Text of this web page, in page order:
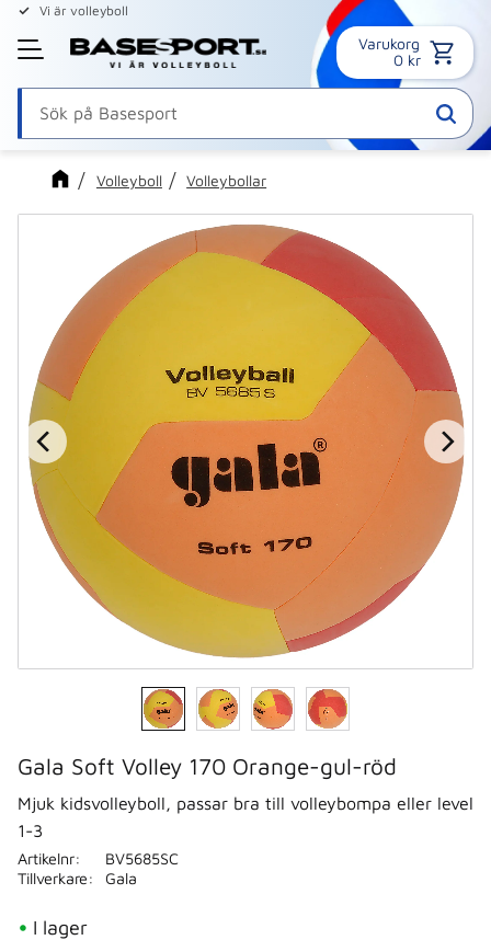
Meny
Vi är volleyboll
Varukorg
0 kr
Volleyboll Volleybollar
Gala Soft Volley 170 Orange-gul-röd
Mjuk kidsvolleyboll, passar bra till volleybompa eller level
1-3
I lager
Artikelnr
BV5685SC
Tillverkare
Gala